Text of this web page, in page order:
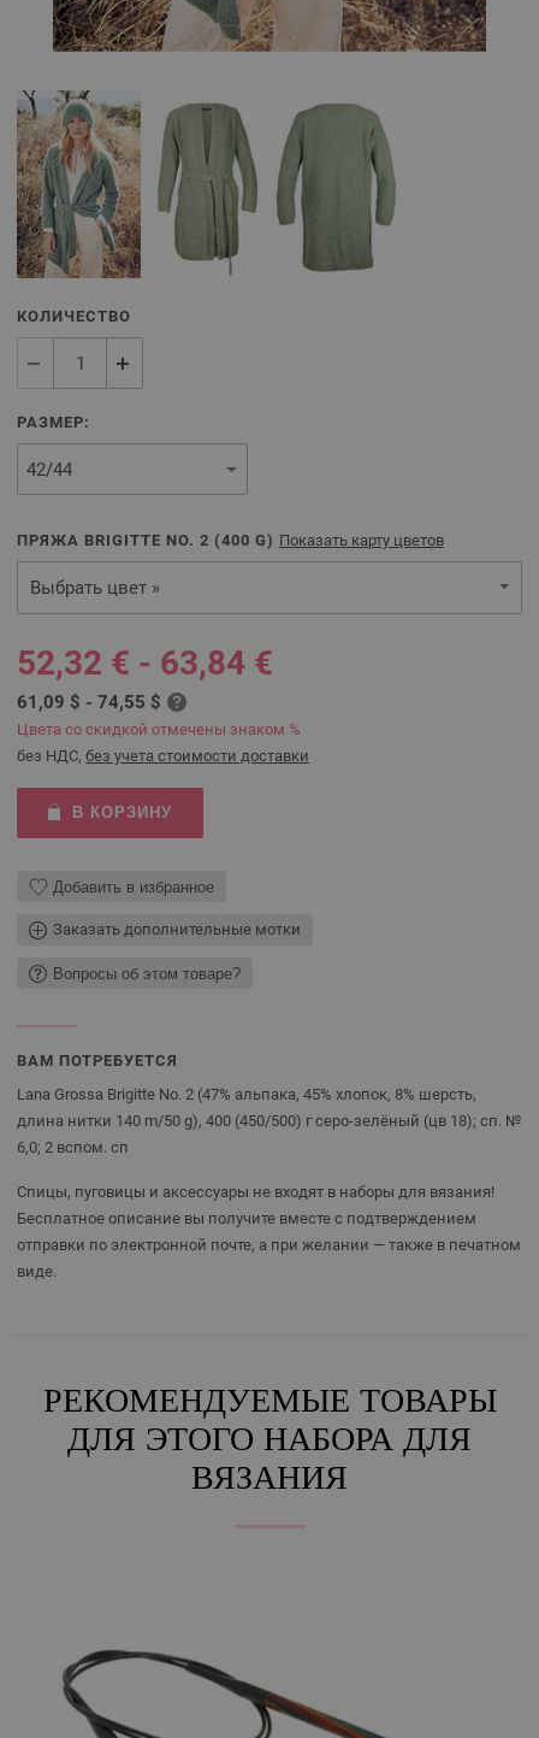
КОЛИЧЕСТВО
РАЗМЕР:
ПРЯЖА BRIGITTE NO. 2 (400 G) Показать карту цветов
Выбрать цвет »
52,32 € - 63,84 €
61,09 $ - 74,55 $
Цвета со скидкой отмечены знаком %
без НДС, без учета стоимости доставки
В КОРЗИНУ
Добавить в избранное
Заказать дополнительные мотки
Вопросы об этом товаре?
ВАМ ПОТРЕБУЕТСЯ
Lana Grossa Brigitte No. 2 (47% альпака, 45% хлопок, 8% шерсть,
длина нитки 140 m/50 g), 400 (450/500) г серо-зелёный (цв 18); сп. №
6,0; 2 вспом. сп
Спицы, пуговицы и аксессуары не входят в наборы для вязания!
Бесплатное описание вы получите вместе с подтверждением
отправки по электронной почте, а при желании — также в печатном
виде.
РЕКОМЕНДУЕМЫЕ ТОВАРЫ
ДЛЯ ЭТОГО НАБОРА ДЛЯ
ВЯЗАНИЯ